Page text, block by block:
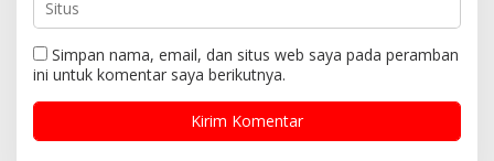
Simpan nama, email, dan situs web saya pada peramban
ini untuk komentar saya berikutnya.